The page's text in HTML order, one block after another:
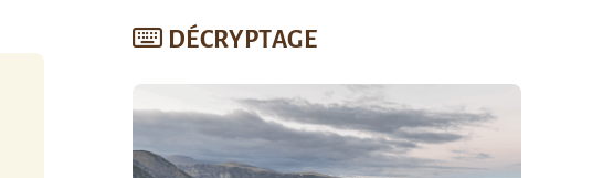
DÉCRYPTAGE